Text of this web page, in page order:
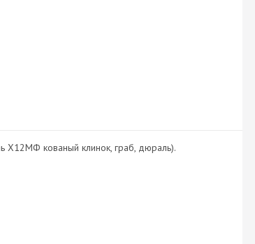
Х12МФ кованый клинок, граб, дюраль).